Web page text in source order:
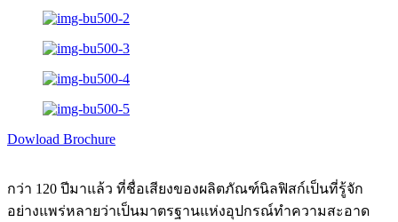
Dowload Brochure
กว่า 120 ปีมาแล้ว ที่ชื่อเสียงของผลิตภัณฑ์นิลฟิสก์เป็นที่รู้จัก
อย่างแพร่หลายว่าเป็นมาตรฐานแห่งอุปกรณ์ทำความสะอาด